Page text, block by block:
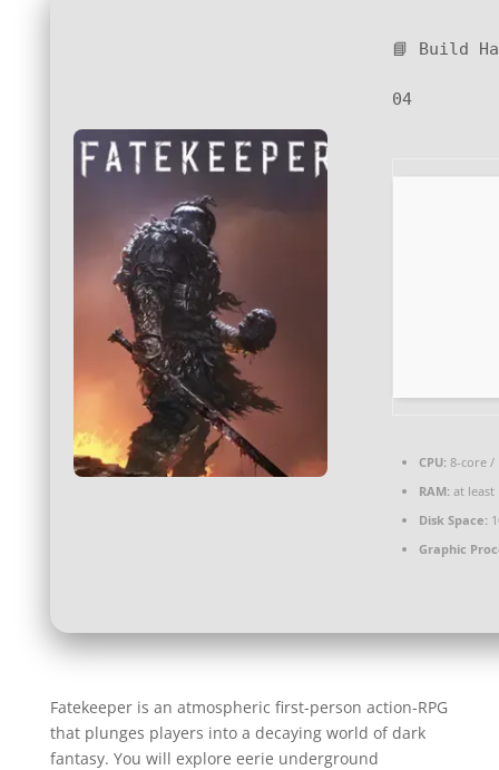
📘 Build
04
CPU:8-core /
RAM:at least
Disk Space:
Graphic
Fatekeeper is an atmospheric first-person action-RPG
that plunges players into a decaying world of dark
fantasy. You will explore eerie underground